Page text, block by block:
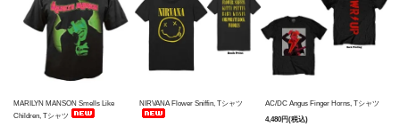
MARILYN MANSON Smells Like
Children, Tシャツ
NIRVANA Flower Sniffin, Tシャツ
AC/DC Angus Finger Horns, Tシャツ
4,480円(税込)